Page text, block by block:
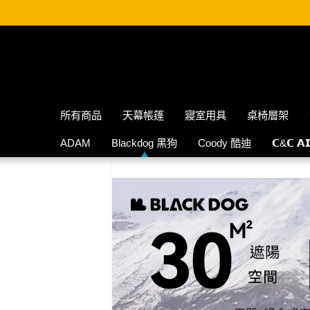
所有商品 天幕帳篷 寢室用具 桌椅層架
ADAM Blackdog 黑狗 Coody 酷迪 𝗖&𝗖